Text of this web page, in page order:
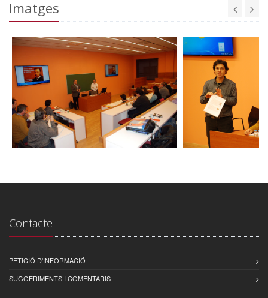
Imatges
Contacte
PETICIÓ D'INFORMACIÓ
SUGGERIMENTS I COMENTARIS